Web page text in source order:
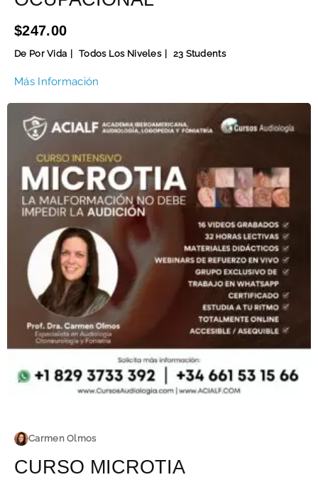
$247.00
De Por Vida Todos Los Niveles 23 Students
Más Información
Carmen Olmos
CURSO MICROTIA